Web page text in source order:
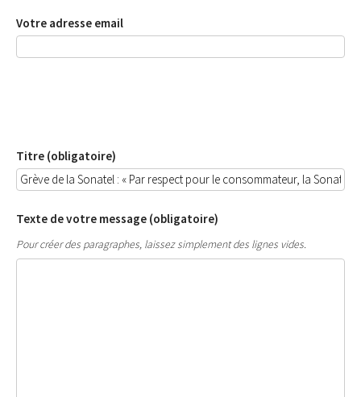
Votre adresse email
Titre (obligatoire)
Texte de votre message (obligatoire)
Pour créer des paragraphes, laissez simplement des lignes vides.